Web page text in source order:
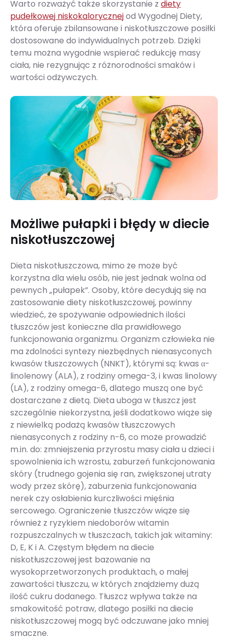
Warto rozważyć także skorzystanie z diety
pudełkowej niskokalorycznejod Wygodnej Diety,
która oferuje zbilansowane i niskotłuszczowe posiłki
dostosowane do indywidualnych potrzeb. Dzięki
temu można wygodnie wspierać redukcję masy
ciała, nie rezygnując z różnorodności smaków i
wartości odżywczych.
Możliwe pułapki i błędy w diecie
niskotłuszczowej
Dieta niskotłuszczowa, mimo że może być
korzystna dla wielu osób, nie jest jednak wolna od
pewnych „pułapek”. Osoby, które decydują się na
zastosowanie diety niskotłuszczowej, powinny
wiedzieć, że spożywanie odpowiednich ilości
tłuszczów jest konieczne dla prawidłowego
funkcjonowania organizmu. Organizm człowieka nie
ma zdolności syntezy niezbędnych nienasyconych
kwasów tłuszczowych (NNKT), którymi są: kwas α-
linolenowy (ALA), z rodziny omega-3, i kwas linolowy
(LA), z rodziny omega-6, dlatego muszą one być
dostarczane z dietą. Dieta uboga w tłuszcz jest
szczególnie niekorzystna, jeśli dodatkowo wiąże się
z niewielką podażą kwasów tłuszczowych
nienasyconych z rodziny n-6, co może prowadzić
m.in. do: zmniejszenia przyrostu masy ciała u dzieci i
spowolnienia ich wzrostu, zaburzeń funkcjonowania
skóry (trudnego gojenia się ran, zwiększonej utraty
wody przez skórę), zaburzenia funkcjonowania
nerek czy osłabienia kurczliwości mięśnia
sercowego. Ograniczenie tłuszczów wiąże się
również z ryzykiem niedoborów witamin
rozpuszczalnych w tłuszczach, takich jak witaminy:
D, E, K i A. Częstym błędem na diecie
niskotłuszczowej jest bazowanie na
wysokoprzetworzonych produktach, o małej
zawartości tłuszczu, w których znajdziemy dużą
ilość cukru dodanego. Tłuszcz wpływa także na
smakowitość potraw, dlatego posiłki na diecie
niskotłuszczowej mogą być odczuwane jako mniej
smaczne.